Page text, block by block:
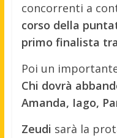
concorrenti a
corso della
primo finalista
Poi un
Chi dovrà
Amanda, Iago,
Zeudi sarà la